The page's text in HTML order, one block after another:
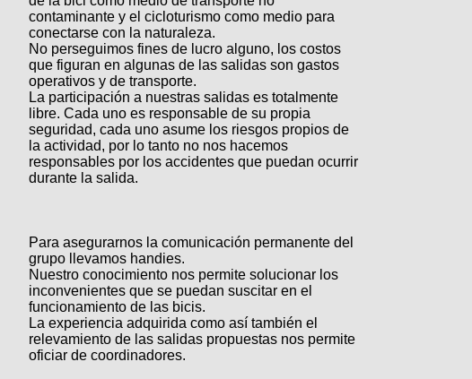
contaminante y el cicloturismo como medio para
conectarse con la naturaleza.
No perseguimos fines de lucro alguno, los costos
que figuran en algunas de las salidas son gastos
operativos y de transporte.
La participación a nuestras salidas es totalmente
libre. Cada uno es responsable de su propia
seguridad, cada uno asume los riesgos propios de
la actividad, por lo tanto no nos hacemos
responsables por los accidentes que puedan ocurrir
durante la salida.
Para asegurarnos la comunicación permanente del
grupo llevamos handies.
Nuestro conocimiento nos permite solucionar los
inconvenientes que se puedan suscitar en el
funcionamiento de las bicis.
La experiencia adquirida como así también el
relevamiento de las salidas propuestas nos permite
oficiar de coordinadores.